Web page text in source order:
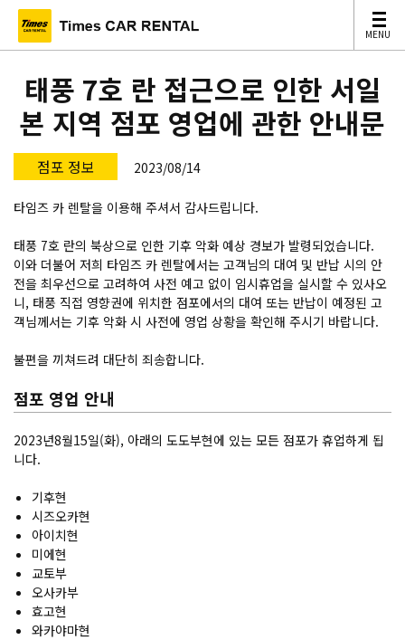
MENU
MENU
태풍 7호 란 접근으로 인한 서일
본 지역 점포 영업에 관한 안내문
점포 정보 2023/08/14
타임즈 카 렌탈을 이용해 주셔서 감사드립니다.
태풍 7호 란의 북상으로 인한 기후 악화 예상 경보가 발령되었습니다.
이와 더불어 저희 타임즈 카 렌탈에서는 고객님의 대여 및 반납 시의 안
전을 최우선으로 고려하여 사전 예고 없이 임시휴업을 실시할 수 있사오
니, 태풍 직접 영향권에 위치한 점포에서의 대여 또는 반납이 예정된 고
객님께서는 기후 악화 시 사전에 영업 상황을 확인해 주시기 바랍니다.
불편을 끼쳐드려 대단히 죄송합니다.
점포 영업 안내
2023년8월15일(화), 아래의 도도부현에 있는 모든 점포가 휴업하게 됩
니다.
기후현
시즈오카현
아이치현
미에현
교토부
오사카부
효고현
와카야마현